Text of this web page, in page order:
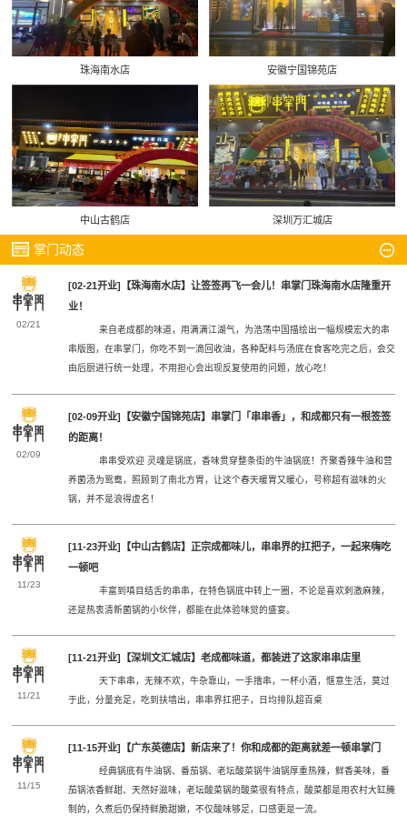
珠海南水店 安徽宁国锦苑店
中山古鹤店 深圳万汇城店
掌门动态
02/21
[02-21开业]【珠海南水店】让签签再飞一会儿！串掌门珠海南水店隆重开
业！
来自老成都的味道，用满满江湖气，为浩荡中国描绘出一幅规模宏大的串
串版图，在串掌门，你吃不到一滴回收油，各种配料与汤底在食客吃完之后，会交
由后厨进行统一处理，不用担心会出现反复使用的问题，放心吃！
02/09
[02-09开业]【安徽宁国锦苑店】串掌门「串串香」，和成都只有一根签签
的距离！
串串受欢迎 灵魂是锅底，香味贯穿整条街的牛油锅底！齐聚香辣牛油和营
养菌汤为鸳鸯，照顾到了南北方胃，让这个春天暖胃又暖心，号称超有滋味的火
锅，并不是浪得虚名！
11/23
[11-23开业]【中山古鹤店】正宗成都味儿，串串界的扛把子，一起来嗨吃
一顿吧
丰富到嗔目结舌的串串，在特色锅底中转上一圈，不论是喜欢刺激麻辣，
还是热衷清新菌锅的小伙伴，都能在此体验味觉的盛宴。
11/21
[11-21开业]【深圳文汇城店】老成都味道，都装进了这家串串店里
天下串串，无辣不欢，牛杂靠山，一手撸串，一杯小酒，惬意生活，莫过
于此，分量充足，吃到扶墙出，串串界扛把子，日均排队超百桌
11/15
[11-15开业]【广东英德店】新店来了！你和成都的距离就差一顿串掌门
经典锅底有牛油锅、番茄锅、老坛酸菜锅牛油锅厚重热辣，鲜香美味，番
茄锅浓香鲜甜、天然好滋味，老坛酸菜锅的酸菜很有特点，酸菜都是用农村大缸腌
制的，久煮后仍保持鲜脆甜嫩，不仅酸味够足，口感更是一流。